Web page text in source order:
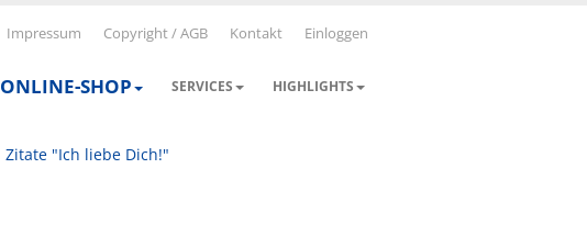
Impressum Copyright / AGB Kontakt Einloggen
ONLINE-SHOP SERVICES HIGHLIGHTS
Zitate "Ich liebe Dich!"